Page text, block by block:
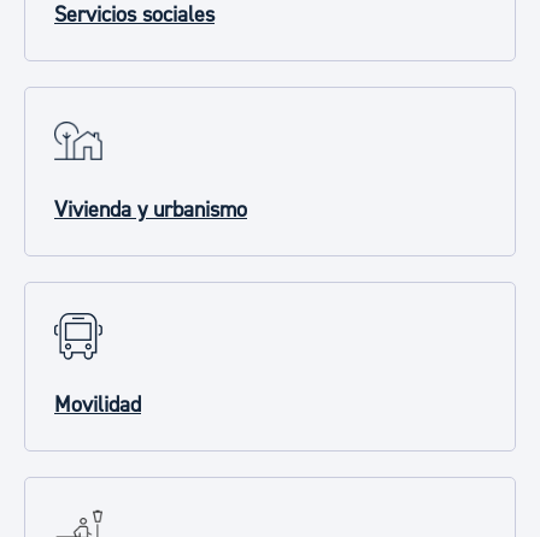
Servicios sociales
Vivienda y urbanismo
Movilidad